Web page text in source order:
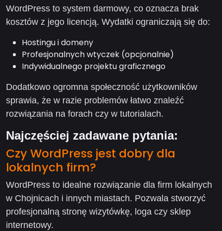
WordPress to system darmowy, co oznacza brak
kosztów z jego licencją. Wydatki ograniczają się do:
Hostingu i domeny
Profesjonalnych wtyczek (opcjonalnie)
Indywidualnego projektu graficznego
Dodatkowo ogromna społeczność użytkowników
sprawia, że w razie problemów łatwo znaleźć
rozwiązania na forach czy w tutorialach.
Najczęściej zadawane pytania:
Czy WordPress jest dobry dla
lokalnych firm?
WordPress to idealne rozwiązanie dla firm lokalnych
w Chojnicach i innych miastach. Pozwala stworzyć
profesjonalną stronę wizytówkę, loga czy sklep
internetowy.